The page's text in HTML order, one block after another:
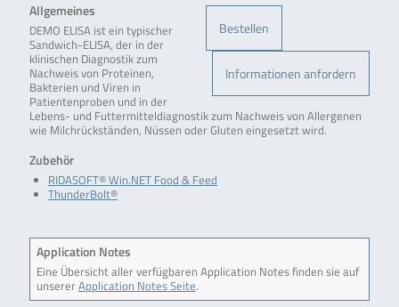
Bestellen
Informationen anfordern
Allgemeines
DEMO ELISA ist ein typischer
Sandwich-ELISA, der in der
klinischen Diagnostik zum
Nachweis von Proteinen,
Bakterien und Viren in
Patientenproben und in der
Lebens- und Futtermitteldiagnostik zum Nachweis von Allergenen
wie Milchrückständen, Nüssen oder Gluten eingesetzt wird.
Zubehör
RIDASOFT® Win.NET Food & Feed
ThunderBolt®
Application Notes
Eine Übersicht aller verfügbaren Application Notes finden sie auf
unsererApplication Notes Seite.